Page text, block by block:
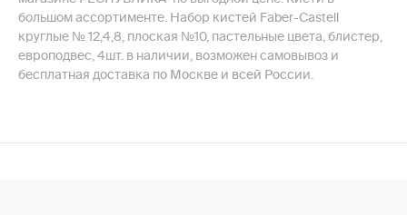
большом ассортименте. Набор кистей Faber-Castell
круглые № 12,4,8, плоская №10, пастельные цвета, блистер,
европодвес, 4шт. в наличии, возможен самовывоз и
бесплатная доставка по Москве и всей России.